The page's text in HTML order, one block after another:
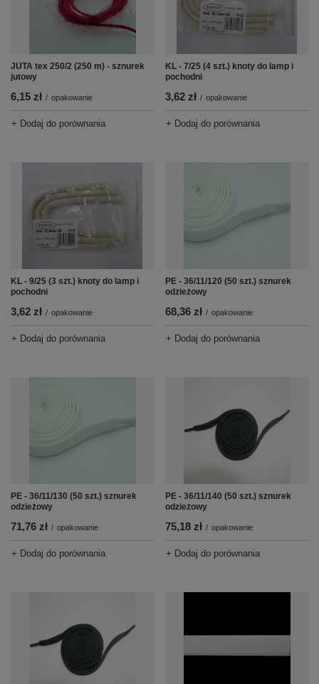
JUTA tex 250/2 (250 m) - sznurek
jutowy
6,15 zł / opakowanie
+ Dodaj do porównania
KL - 7/25 (4 szt.) knoty do lamp i
pochodni
3,62 zł / opakowanie
+ Dodaj do porównania
KL - 9/25 (3 szt.) knoty do lamp i
pochodni
3,62 zł / opakowanie
+ Dodaj do porównania
PE - 36/11/120 (50 szt.) sznurek
odzieżowy
68,36 zł / opakowanie
+ Dodaj do porównania
PE - 36/11/130 (50 szt.) sznurek
odzieżowy
71,76 zł / opakowanie
+ Dodaj do porównania
PE - 36/11/140 (50 szt.) sznurek
odzieżowy
75,18 zł / opakowanie
+ Dodaj do porównania